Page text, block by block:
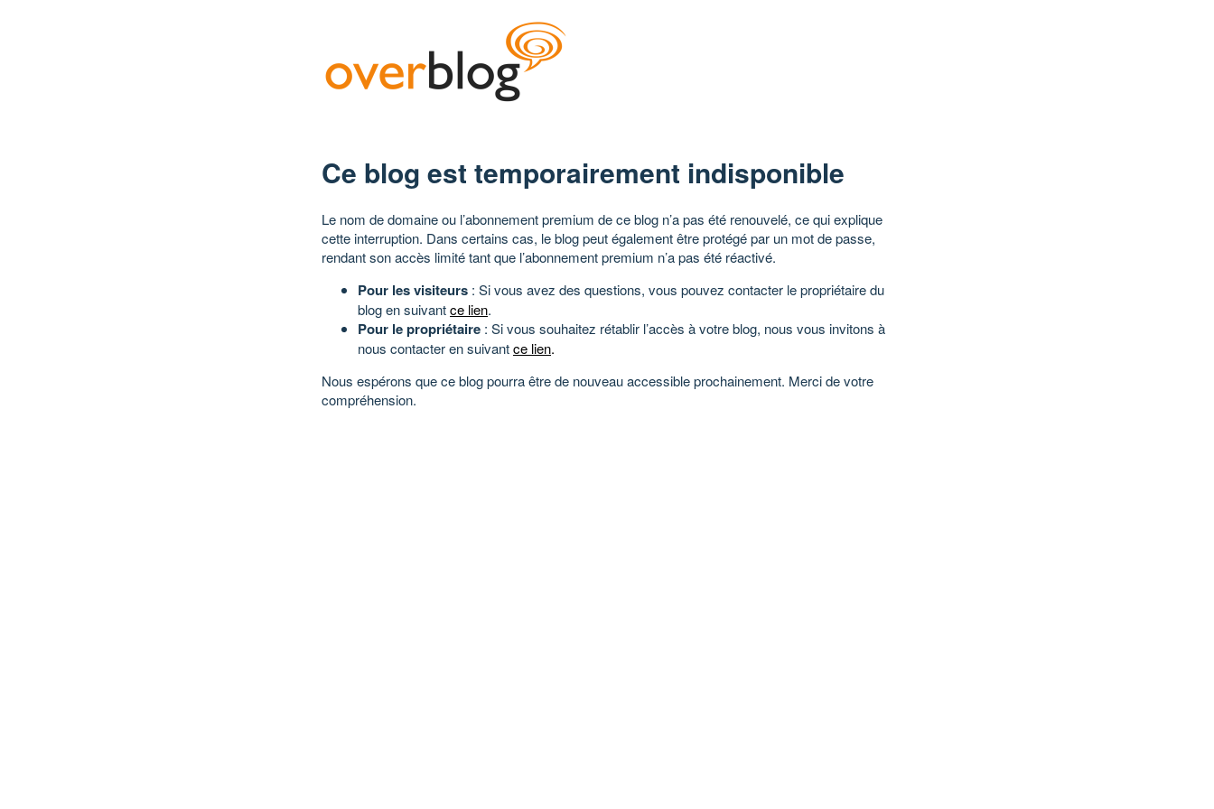
Ce blog est temporairement indisponible
Le nom de domaine ou l’abonnement premium de ce blog n’a pas été renouvelé, ce qui explique
cette interruption. Dans certains cas, le blog peut également être protégé par un mot de passe,
rendant son accès limité tant que l’abonnement premium n’a pas été réactivé.
Pour les visiteurs : Si vous avez des questions, vous pouvez contacter le propriétaire du
blog en suivantce lien.
Pour le propriétaire : Si vous souhaitez rétablir l’accès à votre blog, nous vous invitons à
nous contacter en suivantce lien.
Nous espérons que ce blog pourra être de nouveau accessible prochainement. Merci de votre
compréhension.